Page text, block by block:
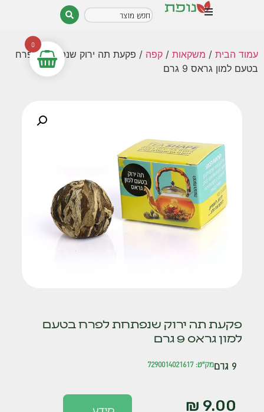
עמוד הבית / משקאות / קפה / פקעת תה ירוק שנפתחת לפרח
בטעם למון גראס 9 גרם
פקעת תה ירוק שנפתחת לפרח בטעם
למון גראס 9 גרם
9 גרם מק"ט: 7290014021617
9.00
₪
מידע
0